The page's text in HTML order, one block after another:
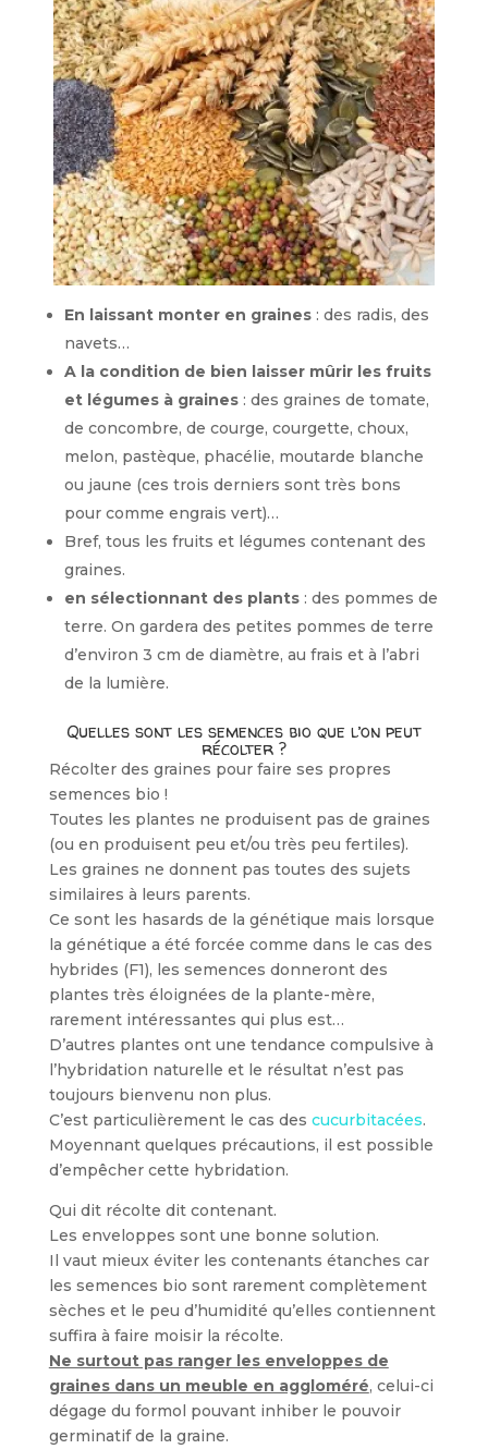
En laissant monter en graines: des radis, des
navets…
A la condition de bien laisser mûrir les fruits
et légumes à graines: des graines de tomate,
de concombre, de courge, courgette, choux,
melon, pastèque, phacélie, moutarde blanche
ou jaune (ces trois derniers sont très bons
pour comme engrais vert)…
Bref, tous les fruits et légumes contenant des
graines.
en sélectionnant des plants: des pommes de
terre. On gardera des petites pommes de terre
d’environ 3 cm de diamètre, au frais et à l’abri
de la lumière.
Quelles sont les semences bio que l’on peut
récolter ?
Récolter des graines pour faire ses propres
semences bio !
Toutes les plantes ne produisent pas de graines
(ou en produisent peu et/ou très peu fertiles).
Les graines ne donnent pas toutes des sujets
similaires à leurs parents.
Ce sont les hasards de la génétique mais lorsque
la génétique a été forcée comme dans le cas des
hybrides (F1), les semences donneront des
plantes très éloignées de la plante-mère,
rarement intéressantes qui plus est…
D’autres plantes ont une tendance compulsive à
l’hybridation naturelle et le résultat n’est pas
toujours bienvenu non plus.
C’est particulièrement le cas des cucurbitacées.
Moyennant quelques précautions, il est possible
d’empêcher cette hybridation.
Qui dit récolte dit contenant.
Les enveloppes sont une bonne solution.
Il vaut mieux éviter les contenants étanches car
les semences bio sont rarement complètement
sèches et le peu d’humidité qu’elles contiennent
suffira à faire moisir la récolte.
Ne surtout pas ranger les enveloppes de
graines dans un meuble en aggloméré, celui-ci
dégage du formol pouvant inhiber le pouvoir
germinatif de la graine.